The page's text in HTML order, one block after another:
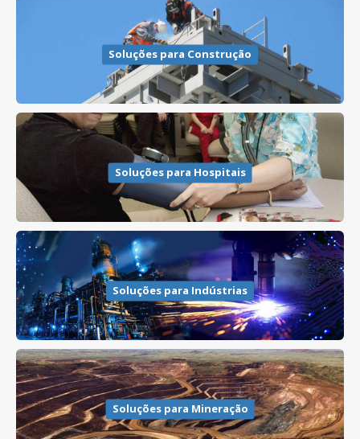
Soluções para Construção
Soluções para Hospitais
Soluções para Indústrias
Soluções para Mineração